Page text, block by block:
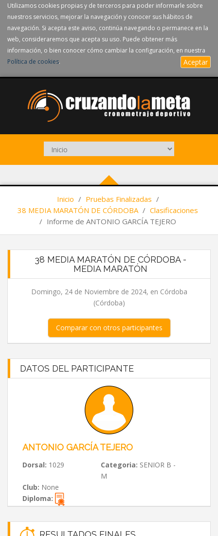
Utilizamos cookies propias y de terceros para poder informarle sobre
nuestros servicios, mejorar la navegación y conocer sus hábitos de
navegación. Si acepta este aviso, continúa navegando o permanece en la
web, consideraremos que acepta su uso. Puede obtener más
información, o bien conocer cómo cambiar la configuración, en nuestra
Política de cookies. Aceptar
Inicio / Pruebas Finalizadas /
38 MEDIA MARATÓN DE CÓRDOBA / Clasificaciones
/ Informe de ANTONIO GARCÍA TEJERO
38 MEDIA MARATÓN DE CÓRDOBA -
MEDIA MARATÓN
Domingo, 24 de Noviembre de 2024, en Córdoba
(Córdoba)
Comparar con otros participantes
DATOS DEL PARTICIPANTE
ANTONIO GARCÍA TEJERO
Dorsal: 1029 Categoria: SENIOR B -
M
Club: None
Diploma: